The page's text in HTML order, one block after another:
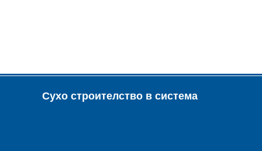
Сухо строителство в система